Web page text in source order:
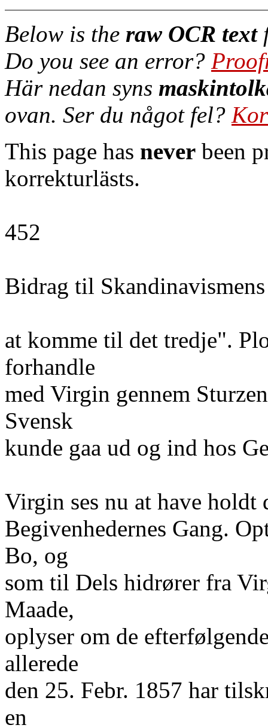
Below is the raw OCR text
Do you see an error?
Här nedan syns
ovan. Ser du något fel?
This page has never been
korrekturlästs.
452
Bidrag til
at komme til det tredje".
forhandle
med Virgin gennem
Svensk
kunde gaa ud og ind hos
Virgin ses nu at have holdt
Begivenhedernes Gang.
Bo, og
som til Dels hidrører fra
Maade,
oplyser om de
allerede
den 25. Febr. 1857 har
en